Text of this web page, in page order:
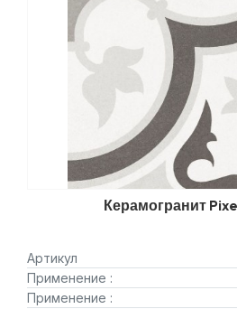
Керамогранит
Артикул
Применение :
Применение :